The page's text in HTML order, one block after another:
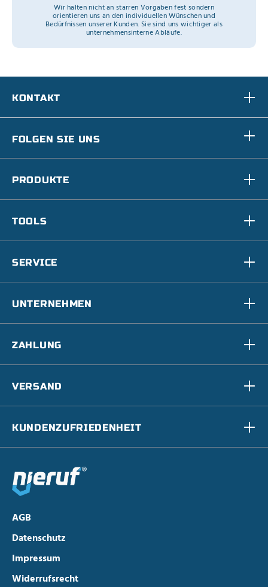
Wir halten nicht an starren Vorgaben fest sondern
orientieren uns an den individuellen Wünschen und
Bedürfnissen unserer Kunden. Sie sind uns wichtiger als
unternehmensinterne Abläufe.
KONTAKT
FOLGEN SIE UNS
PRODUKTE
TOOLS
SERVICE
UNTERNEHMEN
ZAHLUNG
VERSAND
KUNDENZUFRIEDENHEIT
AGB
Datenschutz
Impressum
Widerrufsrecht